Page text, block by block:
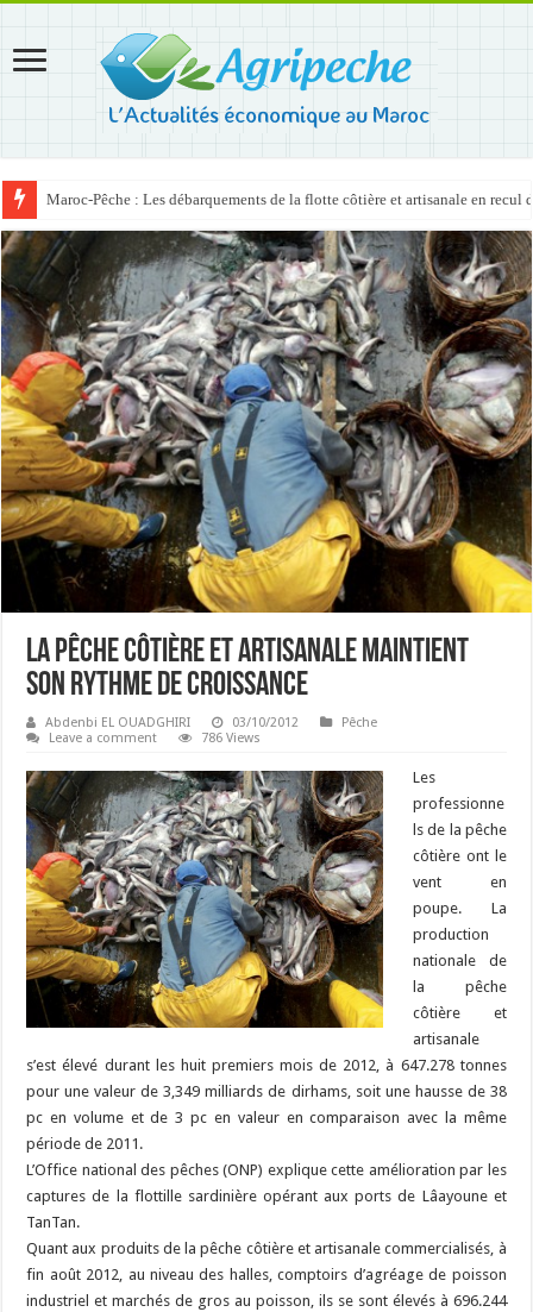
Maroc-Pêche : Les débarquements de la flotte côtière et artisanale en recul
La Pêche Côtière et Artisanale maintient
son rythme de croissance
Abdenbi EL OUADGHIRI 03/10/2012
Pêche
Leave a comment
786 Views
Les
professionne
ls de la pêche
côtière ont le
vent en
poupe. La
production
nationale de
la pêche
côtière et
artisanale
s’est élevé durant les huit premiers mois de 2012, à 647.278 tonnes
pour une valeur de 3,349 milliards de dirhams, soit une hausse de 38
pc en volume et de 3 pc en valeur en comparaison avec la même
période de 2011.
L’Office national des pêches (ONP) explique cette amélioration par les
captures de la flottille sardinière opérant aux ports de Lâayoune et
TanTan.
Quant aux produits de la pêche côtière et artisanale commercialisés, à
fin août 2012, au niveau des halles, comptoirs d’agréage de poisson
industriel et marchés de gros au poisson, ils se sont élevés à 696.244